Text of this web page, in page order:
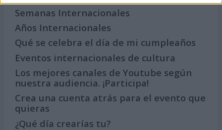
Semanas Internacionales
Años Internacionales
Qué se celebra el día de mi cumpleaños
Eventos internacionales de cultura
Los mejores canales de Youtube según
nuestra audiencia. ¡Participa!
Crea una cuenta atrás para el evento que
quieras
¿Qué día crearías tu?